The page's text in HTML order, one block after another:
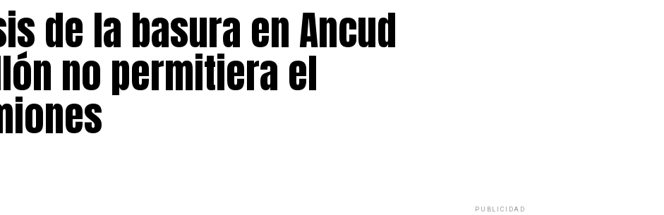
de la basura en Ancud
no permitiera el
PUBLICIDAD